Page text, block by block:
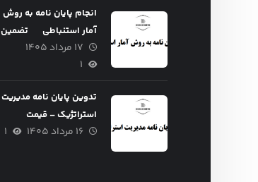
انجام پایان نامه به روش
آمار استنباطی
تضمین
کیفیت و قیمت
۱۷ مرداد ۱۴۰۵
۱
تدوین پایان نامه مدیریت
استراتژیک – قیمت
تضمین شده
۱۶ مرداد ۱۴۰۵ ۱